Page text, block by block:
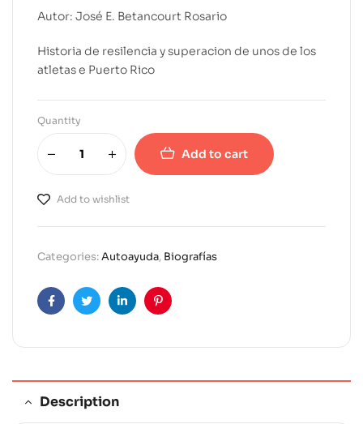
Autor: José E. Betancourt Rosario
Historia de resilencia y superacion de unos de los
atletas e Puerto Rico
Quantity
Add to cart
Add to wishlist
A
l
e
n
t
:
Categories:Autoayuda, Biografías
FacebookTwitterLinkedinPinterest
Description